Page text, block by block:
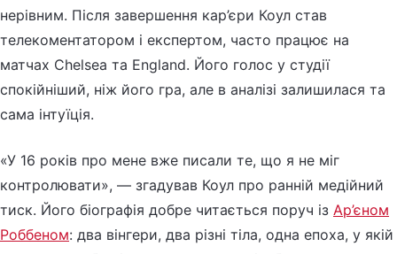
нерівним. Після завершення кар’єри Коул став
телекоментатором і експертом, часто працює на
матчах Chelsea та England. Його голос у студії
спокійніший, ніж його гра, але в аналізі залишилася та
сама інтуїція.
«У 16 років про мене вже писали те, що я не міг
контролювати», — згадував Коул про ранній медійний
тиск. Його біографія добре читається поруч із Ар’єном
Роббеном: два вінгери, два різні тіла, одна епоха, у якій